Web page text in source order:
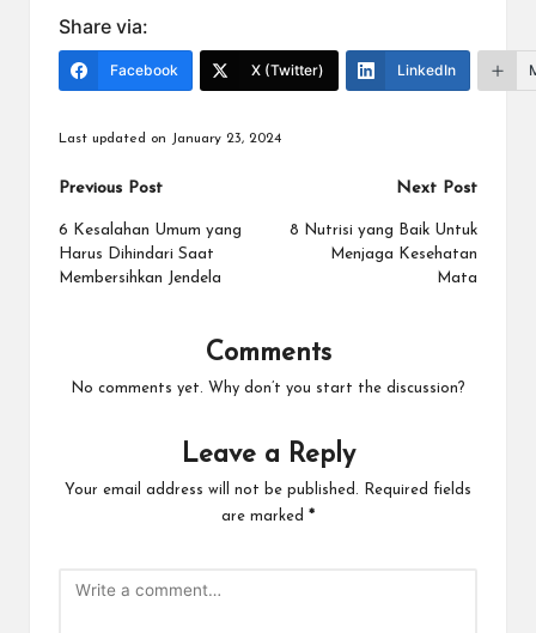
Share via:
Facebook X (Twitter) LinkedIn
Last updated on January 23, 2024
Post
navigation
Previous Post
6 Kesalahan Umum yang
Harus Dihindari Saat
Membersihkan Jendela
Next Post
8 Nutrisi yang Baik Untuk
Menjaga Kesehatan
Mata
Comments
No comments yet. Why don’t you start the discussion?
Leave a Reply
Your email address will not be published.
Required fields
are marked *